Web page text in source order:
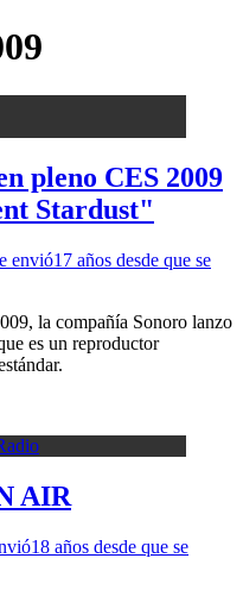
pleno CES 2009
Stardust"
envió17 años desde que se
la compañía Sonoro lanzo
es un reproductor
AIR
18 años desde que se